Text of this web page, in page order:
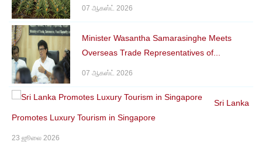
07 ஆகஸ்ட் 2026
Minister Wasantha Samarasinghe Meets
Overseas Trade Representatives of...
07 ஆகஸ்ட் 2026
Sri Lanka
Promotes Luxury Tourism in Singapore
23 ஜூலை 2026